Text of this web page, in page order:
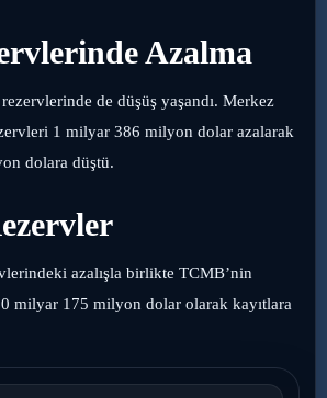
Azalma
de düşüş yaşandı. Merkez
1 milyar 386 milyon dolar azalarak
dolara düştü.
azalışla birlikte TCMB’nin
milyar 175 milyon dolar olarak kayıtlara